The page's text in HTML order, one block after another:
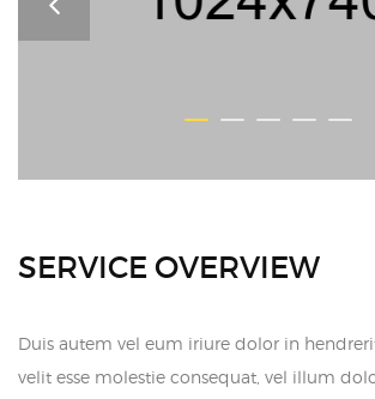
SERVICE OVERVIEW
Duis autem vel eum iriure dolor in
velit esse molestie consequat, vel illum